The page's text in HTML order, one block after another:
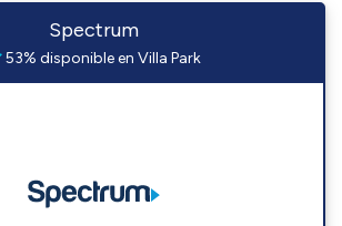
Spectrum
53% disponible en Villa Park